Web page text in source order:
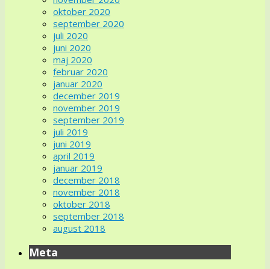
oktober 2020
september 2020
juli 2020
juni 2020
maj 2020
februar 2020
januar 2020
december 2019
november 2019
september 2019
juli 2019
juni 2019
april 2019
januar 2019
december 2018
november 2018
oktober 2018
september 2018
august 2018
Meta